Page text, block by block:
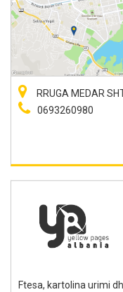
RRUGA MEDAR
0693260980
Ftesa, kartolina urimi